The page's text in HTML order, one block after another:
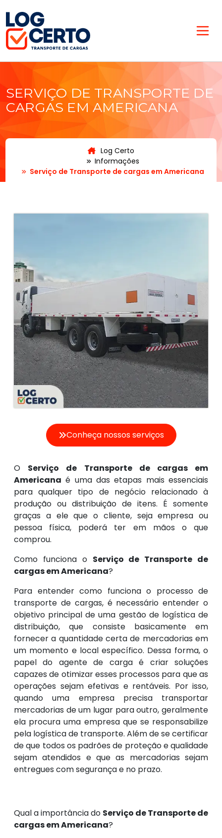
SERVIÇO DE TRANSPORTE DE
CARGAS EM AMERICANA
Log Certo
Informações
Serviço de Transporte de cargas em Americana
O Serviço de Transporte de cargas em
Americana é uma das etapas mais essenciais
para qualquer tipo de negócio relacionado à
produção ou distribuição de itens. É somente
graças a ele que o cliente, seja empresa ou
pessoa física, poderá ter em mãos o que
comprou.
Como funciona o Serviço de Transporte de
cargas em Americana?
Para entender como funciona o processo de
transporte de cargas, é necessário entender o
objetivo principal de uma gestão de logística de
distribuição, que consiste basicamente em
fornecer a quantidade certa de mercadorias em
um momento e local específico. Dessa forma, o
papel do agente de carga é criar soluções
capazes de otimizar esses processos para que as
operações sejam efetivas e rentáveis. Por isso,
quando uma empresa precisa transportar
mercadorias de um lugar para outro, geralmente
ela procura uma empresa que se responsabilize
pela logística de transporte. Além de se certificar
de que todos os padrões de proteção e qualidade
sejam atendidos e que as mercadorias sejam
entregues com segurança e no prazo.
Conheça nossos serviços
Qual a importância do Serviço de Transporte de
cargas em Americana?